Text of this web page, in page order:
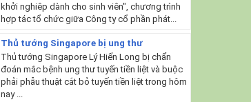
khởi nghiêp dành cho sinh viên", chương trình
hợp tác tổ chức giữa Công ty cổ phần phát...
Thủ tướng Singapore bị ung thư
Thủ tướng Singapore Lý Hiển Long bị chẩn
đoán mắc bệnh ung thư tuyến tiền liệt và buộc
phải phẫu thuật cắt bỏ tuyến tiền liệt trong hôm
nay ...